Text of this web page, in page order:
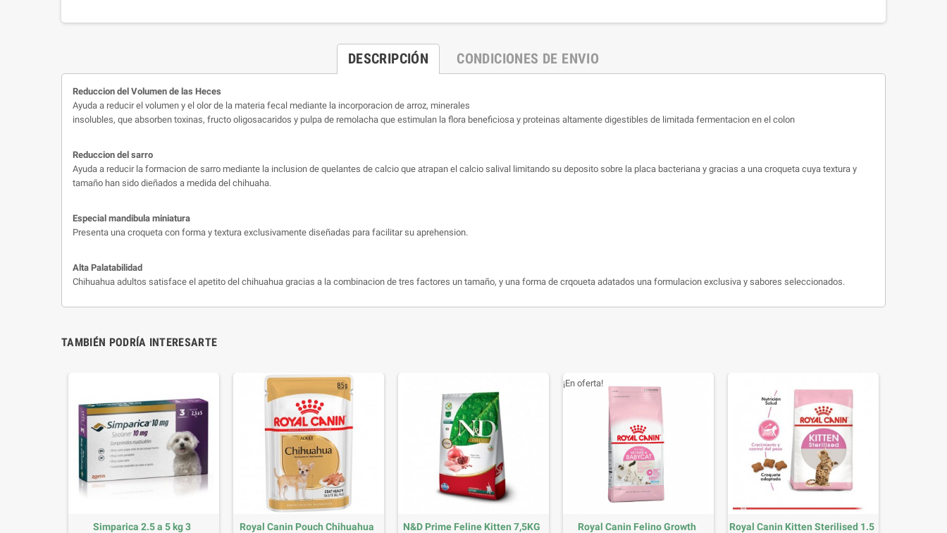
DESCRIPCIÓN CONDICIONES DE ENVIO
Reduccion del Volumen de las Heces
Ayuda a reducir el volumen y el olor de la materia fecal mediante la incorporacion de arroz, minerales
insolubles, que absorben toxinas, fructo oligosacaridos y pulpa de remolacha que estimulan la flora beneficiosa y proteinas altamente digestibles de limitada fermentacion en el colon
Reduccion del sarro
Ayuda a reducir la formacion de sarro mediante la inclusion de quelantes de calcio que atrapan el calcio salival limitando su deposito sobre la placa bacteriana y gracias a una croqueta cuya textura y
tamaño han sido dieñados a medida del chihuaha.
Especial mandibula miniatura
Presenta una croqueta con forma y textura exclusivamente diseñadas para facilitar su aprehension.
Alta Palatabilidad
Chihuahua adultos satisface el apetito del chihuahua gracias a la combinacion de tres factores un tamaño, y una forma de crqoueta adatados una formulacion exclusiva y sabores seleccionados.
TAMBIÉN PODRÍA INTERESARTE
Simparica 2.5 a 5 kg 3
Royal Canin Pouch Chihuahua
N&D Prime Feline Kitten 7,5KG
Royal Canin Felino Growth
¡En oferta!
Royal Canin Kitten Sterilised 1.5